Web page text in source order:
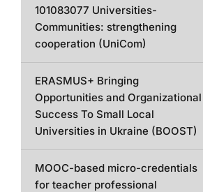
101083077 Universities-
Communities: strengthening
cooperation (UniCom)
ERASMUS+ Bringing
Opportunities and Organizational
Success To Small Local
Universities in Ukraine (BOOST)
MOOC-based micro-credentials
for teacher professional